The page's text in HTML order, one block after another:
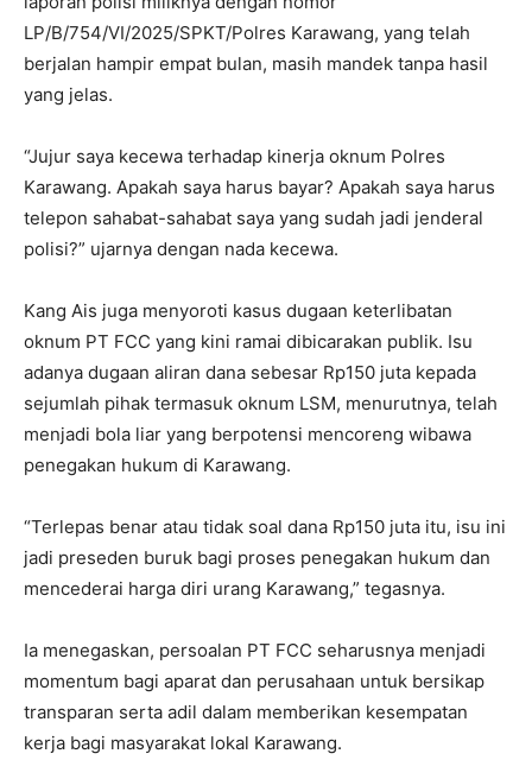
LP/B/754/VI/2025/SPKT/Polres Karawang, yang telah
berjalan hampir empat bulan, masih mandek tanpa hasil
yang jelas.
“Jujur saya kecewa terhadap kinerja oknum Polres
Karawang. Apakah saya harus bayar? Apakah saya harus
telepon sahabat-sahabat saya yang sudah jadi jenderal
polisi?” ujarnya dengan nada kecewa.
Kang Ais juga menyoroti kasus dugaan keterlibatan
oknum PT FCC yang kini ramai dibicarakan publik. Isu
adanya dugaan aliran dana sebesar Rp150 juta kepada
sejumlah pihak termasuk oknum LSM, menurutnya, telah
menjadi bola liar yang berpotensi mencoreng wibawa
penegakan hukum di Karawang.
“Terlepas benar atau tidak soal dana Rp150 juta itu, isu ini
jadi preseden buruk bagi proses penegakan hukum dan
mencederai harga diri urang Karawang,” tegasnya.
Ia menegaskan, persoalan PT FCC seharusnya menjadi
momentum bagi aparat dan perusahaan untuk bersikap
transparan serta adil dalam memberikan kesempatan
kerja bagi masyarakat lokal Karawang.